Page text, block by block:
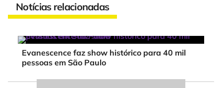
Notícias relacionadas
Evanescence faz show histórico para 40 mil
pessoas em São Paulo